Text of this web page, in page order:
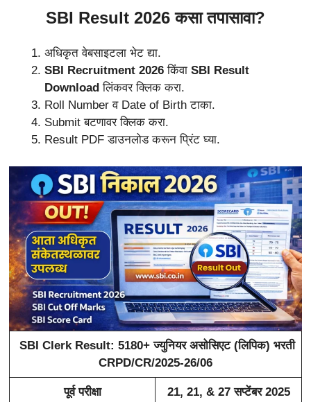
SBI Result 2026 कसा तपासावा?
अधिकृत वेबसाइटला भेट द्या.
SBI Recruitment 2026 किंवा SBI Result
Download लिंकवर क्लिक करा.
Roll Number व Date of Birth टाका.
Submit बटणावर क्लिक करा.
Result PDF डाउनलोड करून प्रिंट घ्या.
SBI Clerk Result: 5180+ ज्युनियर असोसिएट (लिपिक) भरती
CRPD/CR/2025-26/06
पूर्व परीक्षा 21, 21, & 27 सप्टेंबर 2025